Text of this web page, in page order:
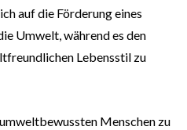
auf die Förderung eines
Umwelt, während es den
Lebensstil zu
Menschen zu